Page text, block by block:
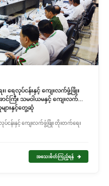
၊ ရေလုပ်ငန်းနှင့် ကျေးလက်ဖွံ့ဖြိုး
င်ကြီး သမဝါယမနှင့် ကျေးလက်
ျားနှင့်တွေ့ဆုံ
ပ်ငန်းနှင့် ကျေးလက်ဖွံ့ဖြိုး တိုးတက်ရေး
အသေးစိတ်ကြည့်ရန်